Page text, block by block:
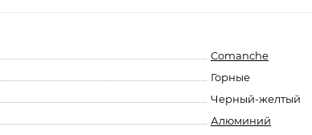
Comanche
Горные
Черный-желтый
Алюминий